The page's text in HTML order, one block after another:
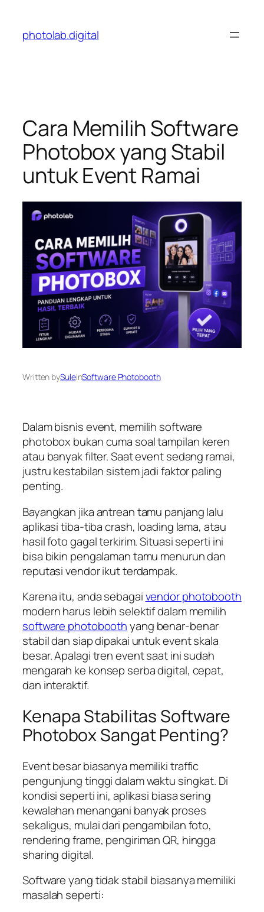
content
photolab.digital
Cara Memilih Software
Photobox yang Stabil
untuk Event Ramai
Written bySuleinSoftware Photobooth
Dalam bisnis event, memilih software
photobox bukan cuma soal tampilan keren
atau banyak filter. Saat event sedang ramai,
justru kestabilan sistem jadi faktor paling
penting.
Bayangkan jika antrean tamu panjang lalu
aplikasi tiba-tiba crash, loading lama, atau
hasil foto gagal terkirim. Situasi seperti ini
bisa bikin pengalaman tamu menurun dan
reputasi vendor ikut terdampak.
Karena itu, anda sebagaivendor photobooth
modern harus lebih selektif dalam memilih
software photoboothyang benar-benar
stabil dan siap dipakai untuk event skala
besar. Apalagi tren event saat ini sudah
mengarah ke konsep serba digital, cepat,
dan interaktif.
Kenapa Stabilitas Software
Photobox Sangat Penting?
Event besar biasanya memiliki traffic
pengunjung tinggi dalam waktu singkat. Di
kondisi seperti ini, aplikasi biasa sering
kewalahan menangani banyak proses
sekaligus, mulai dari pengambilan foto,
rendering frame, pengiriman QR, hingga
sharing digital.
Software yang tidak stabil biasanya memiliki
masalah seperti: